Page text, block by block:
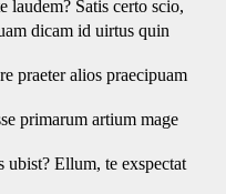
laudem? Satis certo scio,
dicam id uirtus quin
praeter alios praecipuam
primarum artium mage
Ellum, te exspectat